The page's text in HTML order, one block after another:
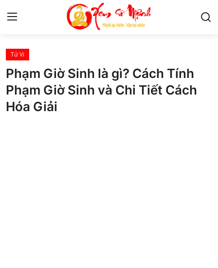
Tử Vi
Kiến Thức
Tâm linh
Tử Vi
Phạm Giờ Sinh là gì? Cách Tính
Phạm Giờ Sinh và Chi Tiết Cách
Hóa Giải